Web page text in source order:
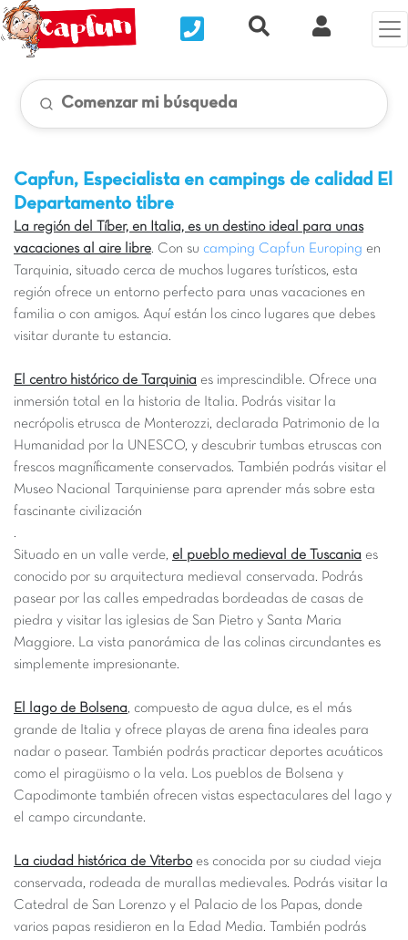
Nous contacterRecherche rapide
Mi
Comenzar mi búsqueda
Capfun, Especialista en campings de calidad
El
Departamento tibre
La región del Tíber, en Italia, es un destino ideal para unas
vacaciones al aire libre. Con su camping Capfun Europing en
Tarquinia, situado cerca de muchos lugares turísticos, esta
región ofrece un entorno perfecto para unas vacaciones en
familia o con amigos. Aquí están los cinco lugares que debes
visitar durante tu estancia.
El centro histórico de Tarquinia es imprescindible. Ofrece una
inmersión total en la historia de Italia. Podrás visitar la
necrópolis etrusca de Monterozzi, declarada Patrimonio de la
Humanidad por la UNESCO, y descubrir tumbas etruscas con
frescos magníficamente conservados. También podrás visitar el
Museo Nacional Tarquiniense para aprender más sobre esta
fascinante civilización
.
Situado en un valle verde, el pueblo medieval de Tuscania es
conocido por su arquitectura medieval conservada. Podrás
pasear por las calles empedradas bordeadas de casas de
piedra y visitar las iglesias de San Pietro y Santa Maria
Maggiore. La vista panorámica de las colinas circundantes es
simplemente impresionante.
El lago de Bolsena, compuesto de agua dulce, es el más
grande de Italia y ofrece playas de arena fina ideales para
nadar o pasear. También podrás practicar deportes acuáticos
como el piragüismo o la vela. Los pueblos de Bolsena y
Capodimonte también ofrecen vistas espectaculares del lago y
el campo circundante.
La ciudad histórica de Viterboes conocida por su ciudad vieja
conservada, rodeada de murallas medievales. Podrás visitar la
Catedral de San Lorenzo y el Palacio de los Papas, donde
varios papas residieron en la Edad Media. También podrás